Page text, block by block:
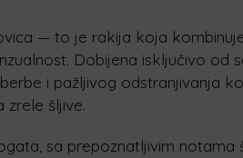
— to je rakija koja
Dobijena isključivo od
i pažljivog odstranjivanja
zrele šljive.
sa prepoznatljivim notama